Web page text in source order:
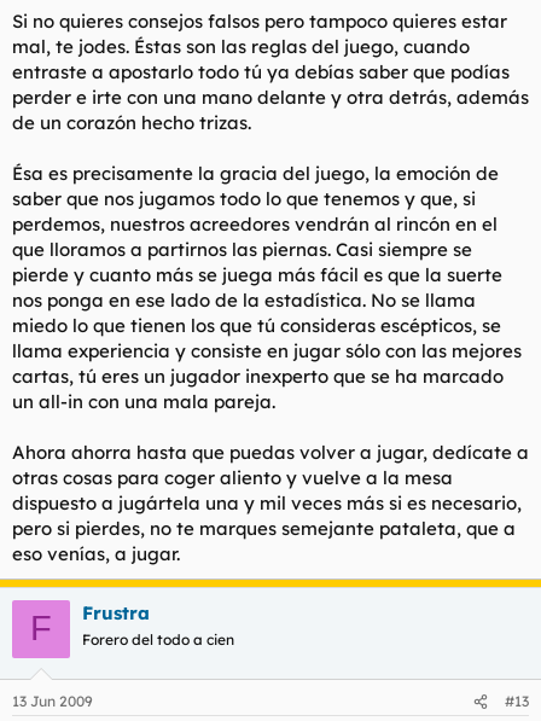
Si no quieres consejos falsos pero tampoco quieres estar
mal, te jodes. Éstas son las reglas del juego, cuando
entraste a apostarlo todo tú ya debías saber que podías
perder e irte con una mano delante y otra detrás, además
de un corazón hecho trizas.
Ésa es precisamente la gracia del juego, la emoción de
saber que nos jugamos todo lo que tenemos y que, si
perdemos, nuestros acreedores vendrán al rincón en el
que lloramos a partirnos las piernas. Casi siempre se
pierde y cuanto más se juega más fácil es que la suerte
nos ponga en ese lado de la estadística. No se llama
miedo lo que tienen los que tú consideras escépticos, se
llama experiencia y consiste en jugar sólo con las mejores
cartas, tú eres un jugador inexperto que se ha marcado
un all-in con una mala pareja.
Ahora ahorra hasta que puedas volver a jugar, dedícate a
otras cosas para coger aliento y vuelve a la mesa
dispuesto a jugártela una y mil veces más si es necesario,
pero si pierdes, no te marques semejante pataleta, que a
eso venías, a jugar.
F Frustra
Forero del todo a cien
13 Jun 2009 #13